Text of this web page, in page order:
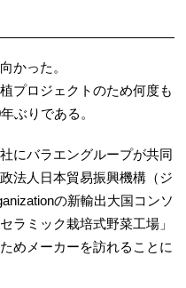
かった。
プロジェクトのため何度も
ぶりである。
にバラエングループが共同
法人日本貿易振興機構（ジ
の新輸出大国コンソ
ラミック栽培式野菜工場」
めメーカーを訪れることに